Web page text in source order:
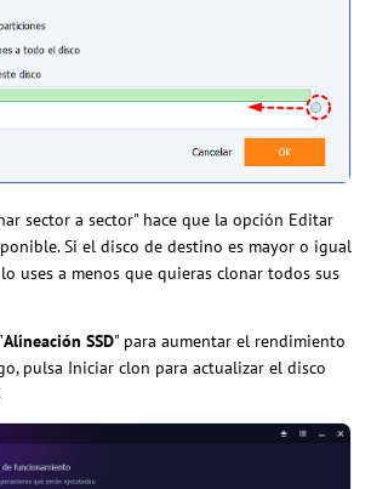
sector a sector" hace que la opción Editar
Si el disco de destino es mayor o igual
uses a menos que quieras clonar todos sus
Alineación SSD" para aumentar el rendimiento
pulsa Iniciar clon para actualizar el disco